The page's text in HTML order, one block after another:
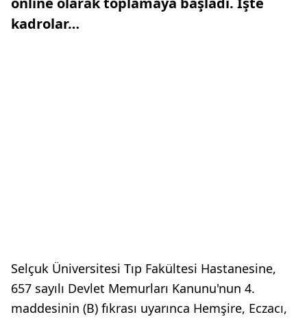
kadrolar…
Selçuk Üniversitesi Tıp Fakültesi Hastanesine,
657 sayılı Devlet Memurları Kanunu'nun 4.
maddesinin (B) fıkrası uyarınca Hemşire, Eczacı,